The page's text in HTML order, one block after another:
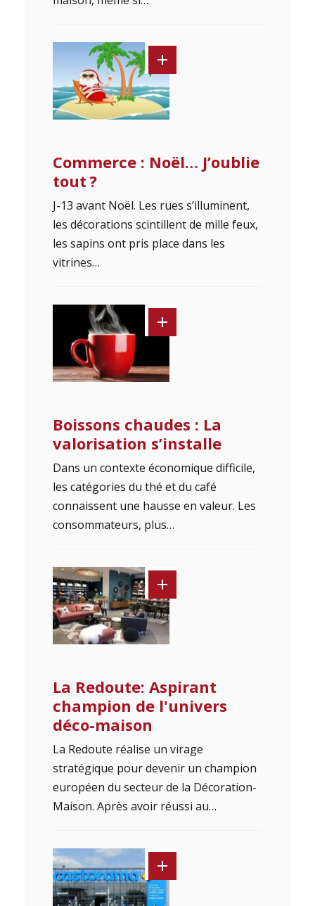
Commerce : Noël… J’oublie
tout ?
J-13 avant Noël. Les rues s’illuminent,
les décorations scintillent de mille feux,
les sapins ont pris place dans les
vitrines…
Boissons chaudes : La
valorisation s’installe
Dans un contexte économique difficile,
les catégories du thé et du café
connaissent une hausse en valeur. Les
consommateurs, plus…
La Redoute: Aspirant
champion de l'univers
déco-maison
La Redoute réalise un virage
stratégique pour devenir un champion
européen du secteur de la Décoration-
Maison. Après avoir réussi au…